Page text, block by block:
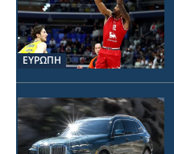
ΕΥΡΩΠΗ